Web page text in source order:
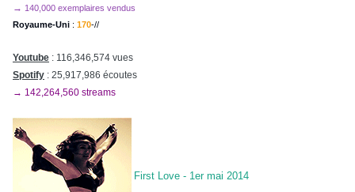
→ 140,000 exemplaires vendus
Royaume-Uni : 170-//
Youtube : 116,346,574 vues
Spotify : 25,917,986 écoutes
→ 142,264,560 streams
First Love - 1er mai 2014